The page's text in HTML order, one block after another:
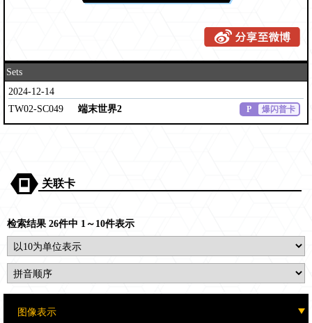
Sets
2024-12-14
TW02-SC049
端末世界2 P 爆闪普卡
关联卡
检索结果 26件中 1～10件表示